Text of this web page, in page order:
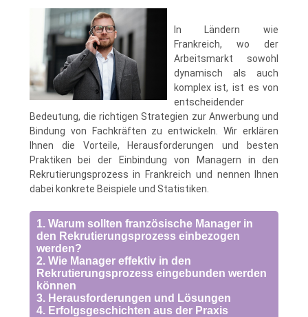
In Ländern wie
Frankreich, wo der
Arbeitsmarkt sowohl
dynamisch als auch
komplex ist, ist es von
entscheidender
Bedeutung, die richtigen Strategien zur Anwerbung und
Bindung von Fachkräften zu entwickeln. Wir erklären
Ihnen die Vorteile, Herausforderungen und besten
Praktiken bei der Einbindung von Managern in den
Rekrutierungsprozess in Frankreich und nennen Ihnen
dabei konkrete Beispiele und Statistiken.
1. Warum sollten französische Manager in
den Rekrutierungsprozess einbezogen
werden?
2. Wie Manager effektiv in den
Rekrutierungsprozess eingebunden werden
können
3. Herausforderungen und Lösungen
4. Erfolgsgeschichten aus der Praxis